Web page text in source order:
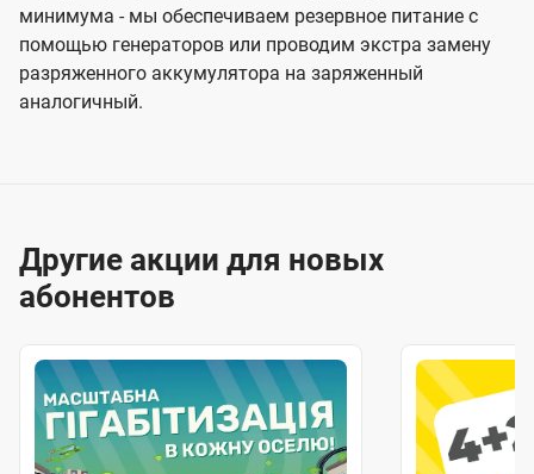
минимума - мы обеспечиваем резервное питание с
помощью генераторов или проводим экстра замену
разряженного аккумулятора на заряженный
аналогичный.
Другие акции для новых
абонентов